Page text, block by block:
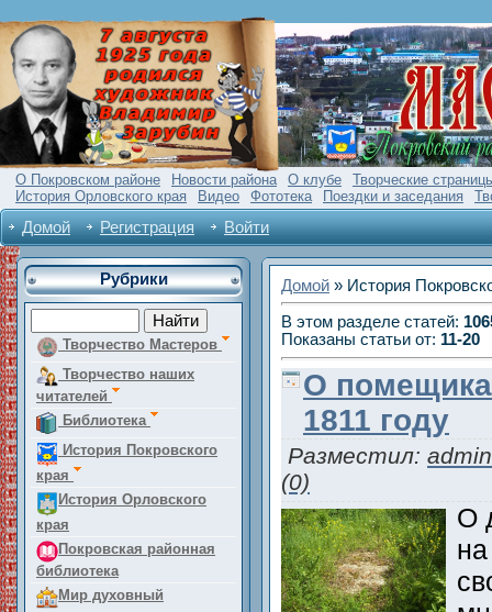
О Покровском районе Новости района О клубе
Творческие
История Орловского края
Видео Фототека Поездки и заседания
Домой Регистрация Войти
Рубрики
Творчество Мастеров
Творчество наших
читателей
Библиотека
История Покровского
края
История Орловского
края
Покровская районная
библиотека
Мир духовный
Домой » История
В этом разделе статей:
Показаны статьи от: 11-20
О
1811 году
Разместил: admin
(0)
О